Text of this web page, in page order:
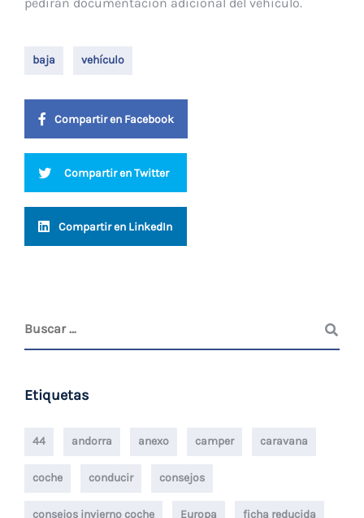
baja vehículo
Compartir en Facebook
Compartir en Twitter
Compartir en LinkedIn
Etiquetas
44 andorra anexo camper caravana
coche conducir consejos
consejos invierno coche Europa ficha reducida